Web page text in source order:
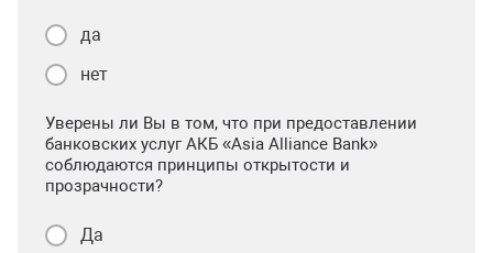
да
нет
Уверены ли Вы в том, что при предоставлении
банковских услуг АКБ «Asia Alliance Bank»
соблюдаются принципы открытости и
прозрачности?
Да